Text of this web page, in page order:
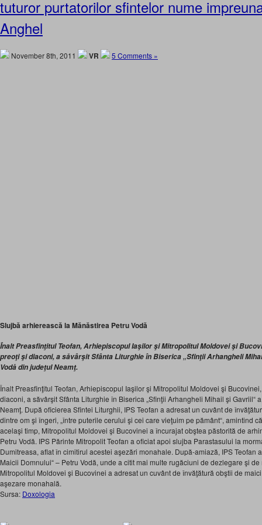
tuturor purtatorilor sfintelor nume
Anghel
November 8th, 2011 VR 5 Comments »
Slujbă arhierească la Mănăstirea Petru Vodă
Înalt Preasfinţitul Teofan, Arhiepiscopul Iaşilor şi Mitropolitul Moldovei şi
preoţi şi diaconi, a săvârşit Sfânta Liturghie în Biserica „Sfinţii Arhangheli
Vodă din judeţul Neamţ.
Înalt Preasfinţitul Teofan, Arhiepiscopul Iaşilor şi Mitropolitul Moldovei şi
diaconi, a săvârşit Sfânta Liturghie în Biserica „Sfinţii Arhangheli Mihail şi Gavriil“
Neamţ. După oficierea Sfintei Liturghii, IPS Teofan a adresat un cuvânt de
dintre om şi îngeri, „între puterile cerului şi cei care vieţuim pe pământ“, amintind
acelaşi timp, Mitropolitul Moldovei şi Bucovinei a încurajat obştea păstorită de
Petru Vodă. IPS Părinte Mitropolit Teofan a oficiat apoi slujba Parastasului la
Dumitreasa, aflat în cimitirul acestei aşezări monahale. După-amiază, IPS Teofan
Maicii Domnului“ – Petru Vodă, unde a citit mai multe rugăciuni de dezlegare şi
Mitropolitul Moldovei şi Bucovinei a adresat un cuvânt de învăţătură obştii de
aşezare monahală.
Sursa: Doxologia